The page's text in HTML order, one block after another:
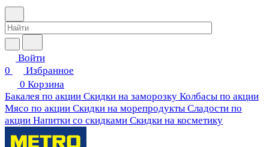
Войти
0
Избранное
0 Корзина
Бакалея по акции Скидки на заморозку Колбасы по акции
Мясо по акции Скидки на морепродукты Сладости по
акции Напитки со скидками Скидки на косметику